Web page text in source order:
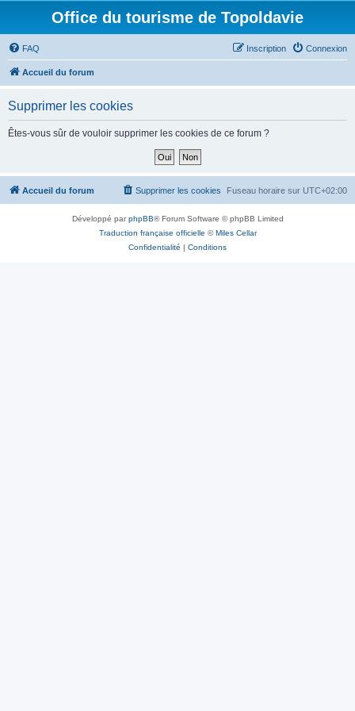
Office du tourisme de Topoldavie
FAQ Connexion
Inscription
Accueil du forum
Supprimer les cookies
Êtes-vous sûr de vouloir supprimer les cookies de ce forum ?
Accueil du forum Fuseau horaire sur UTC+02:00
Supprimer les cookies
Développé parphpBB® Forum Software © phpBB Limited
Traduction française officielle ©Miles Cellar
Confidentialité | Conditions